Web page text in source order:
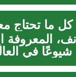
ما تحتاج
المعروفة
شيوعًا في